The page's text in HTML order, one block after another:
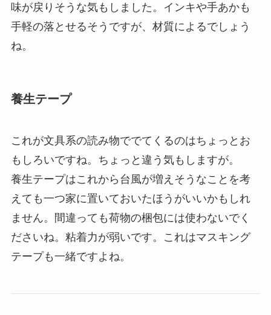
味が戻りそうな気もしました。インキや手あかも
手軽の落とせるそうですが、材質によるでしょう
ね。
養生テープ
これが文具系の読み物ででてくるのはちょっとお
もしろいですね。ちょっと違う気もしますが。
養生テープはこれから台風が増えそうなことを考
えても一つ家に置いておいたほうがいいかもしれ
ません。間違っても荷物の梱包には使わないでく
ださいね。粘着力が弱いです。これはマスキング
テープも一緒ですよね。